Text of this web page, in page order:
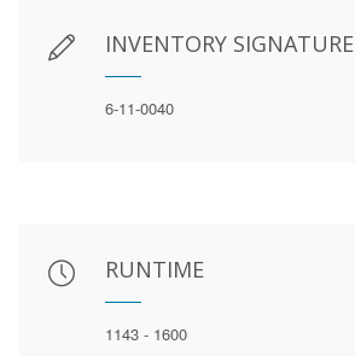
INVENTORY SIGNATURE
6-11-0040
RUNTIME
1143 - 1600